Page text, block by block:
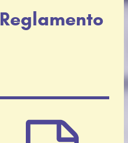
Reglamento